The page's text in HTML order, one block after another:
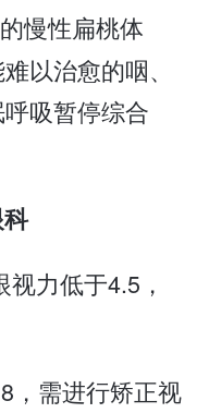
慢性扁桃体
以治愈的咽、
吸暂停综合
力低于4.5，
，需进行矫正视